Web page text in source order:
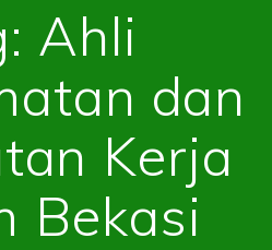
Ahli
dan
Kerja
Bekasi